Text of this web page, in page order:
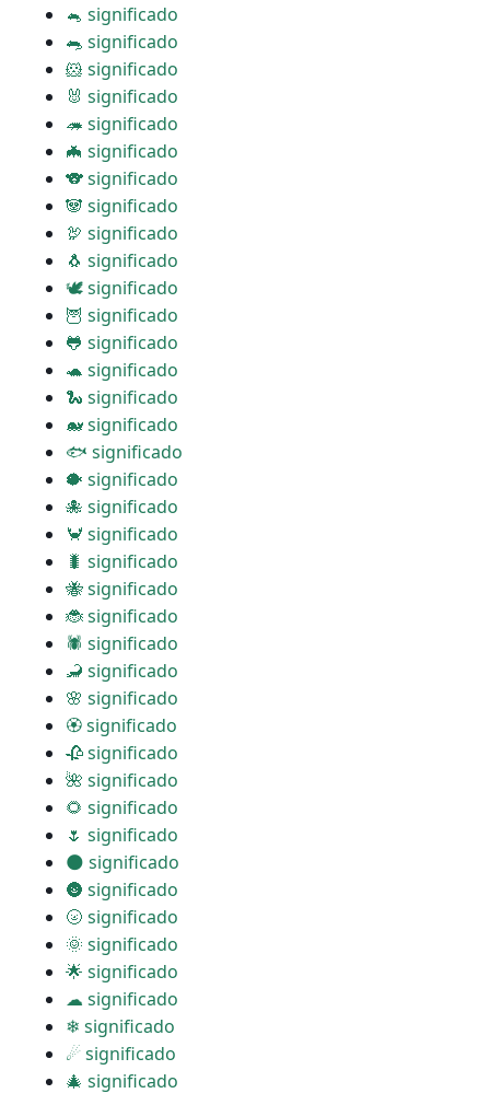
🐁 significado
🐀 significado
🐹 significado
🐰 significado
🦔 significado
🦇 significado
🐨 significado
🐼 significado
🦃 significado
🐧 significado
🕊 significado
🦉 significado
🐸 significado
🐢 significado
🐍 significado
🐋 significado
🐟 significado
🐡 significado
🐙 significado
🦀 significado
🐛 significado
🐝 significado
🐞 significado
🕷 significado
🦂 significado
🌸 significado
🏵 significado
🥀 significado
🌺 significado
🌻 significado
🌷 significado
🌑 significado
🌚 significado
🌝 significado
🌞 significado
🌟 significado
☁ significado
❄ significado
☄ significado
🎄 significado